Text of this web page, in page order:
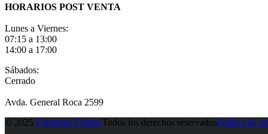
HORARIOS POST VENTA
Lunes a Viernes:
07:15 a 13:00
14:00 a 17:00
Sábados:
Cerrado
Avda. General Roca 2599
© 2025 Fortunato FortinoTodos los derechos reservadosPolítica de